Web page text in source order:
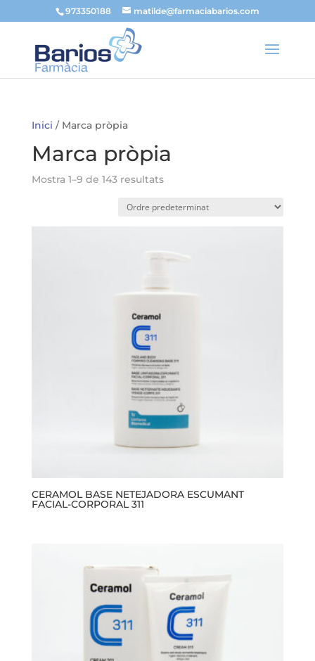
973350188 matilde@farmaciabarios.com
Inici / Marca pròpia
Marca pròpia
Mostra 1–9 de 143 resultats
CERAMOL BASE NETEJADORA ESCUMANT
FACIAL-CORPORAL 311